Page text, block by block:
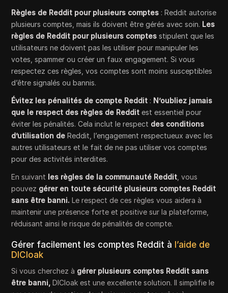
Règles de Reddit pour plusieurs comptes : Reddit autorise
plusieurs comptes, mais ils doivent être gérés avec soin. Les
règles de Reddit pour plusieurs comptes stipulent que les
utilisateurs ne doivent pas les utiliser pour manipuler les
votes, spammer ou créer un faux engagement. Si vous
respectez ces règles, vos comptes sont moins susceptibles
d’être signalés ou bannis.
Évitez les pénalités de compte Reddit : N’oubliez jamais
que le respect des règles de Reddit est essentiel pour
éviter les pénalités. Cela inclut le respect des conditions
d’utilisation de Reddit, l’engagement respectueux avec les
autres utilisateurs et le fait de ne pas utiliser vos comptes
pour des activités interdites.
En suivant les règles de la communauté Reddit , vous
pouvez gérer en toute sécurité plusieurs comptes Reddit
sans être banni. Le respect de ces règles vous aidera à
maintenir une présence forte et positive sur la plateforme,
réduisant ainsi le risque de pénalités de compte.
Gérer facilement les comptes Reddit à l’aide de
DICloak
Si vous cherchez à gérer plusieurs comptes Reddit sans
être banni, DICloak est une excellente solution. Il simplifie le